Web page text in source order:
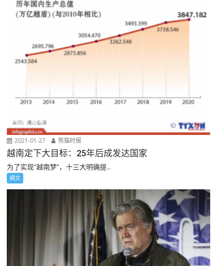
2021-01-27 熊猫时报
越南定下大目标：25年后成发达国家
为了实现“越南梦”，十三大明确提...
網文